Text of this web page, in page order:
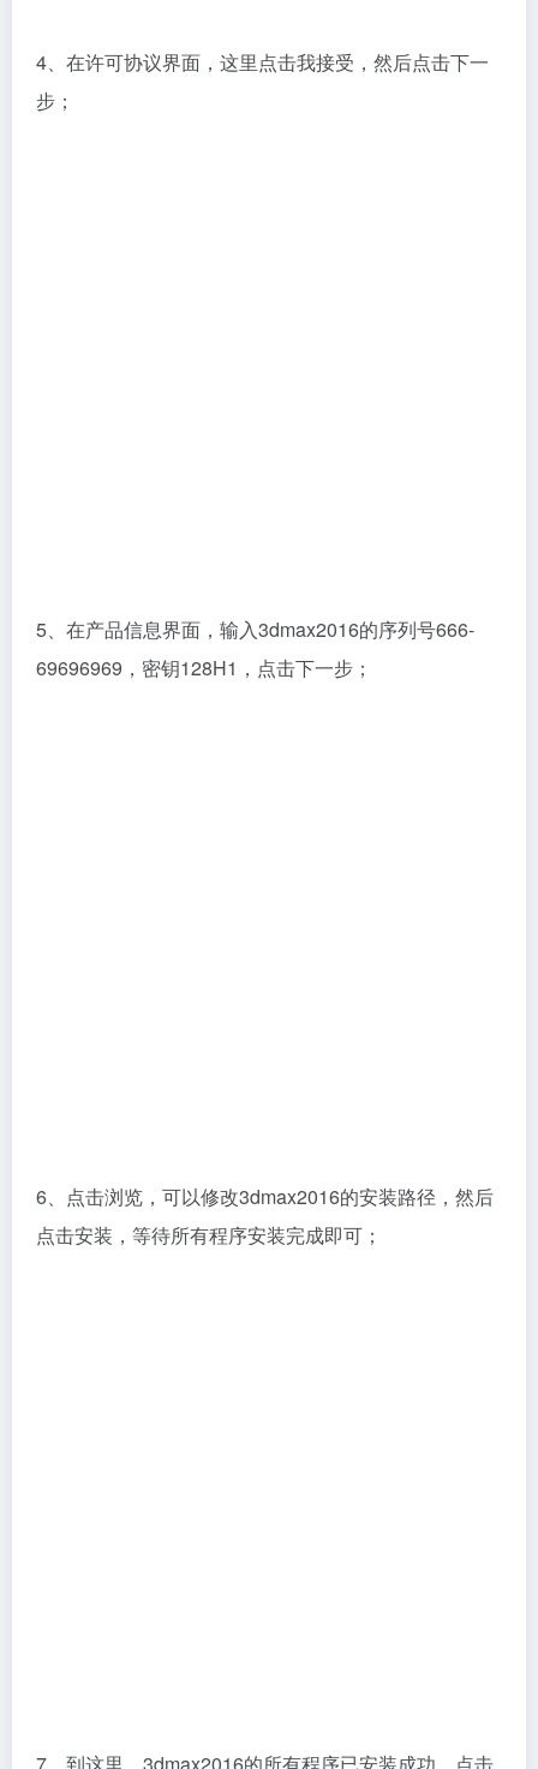
4、在许可协议界面，这里点击我接受，然后点击下一
步；
5、在产品信息界面，输入3dmax2016的序列号666-
69696969，密钥128H1，点击下一步；
6、点击浏览，可以修改3dmax2016的安装路径，然后
点击安装，等待所有程序安装完成即可；